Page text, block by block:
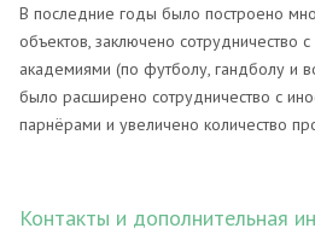
В последние годы было построено
объектов, заключено сотрудничество
академиями (по футболу, гандболу и
было расширено сотрудничество с
парнёрами и увеличено количество
Контакты и дополнительная